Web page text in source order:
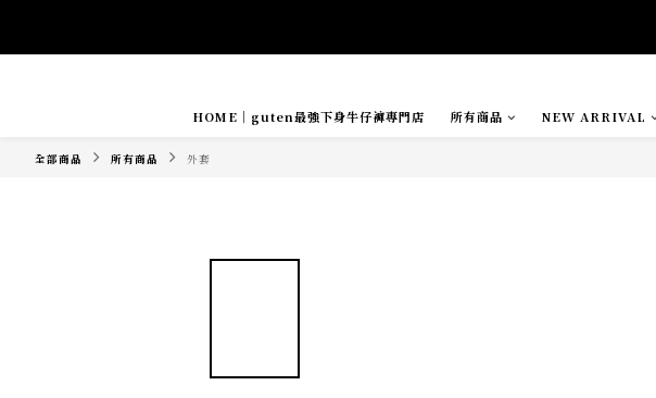
HOME｜guten最強下身牛仔褲專門店 所有商品 NEW ARRIVAL
全部商品 所有商品 外套